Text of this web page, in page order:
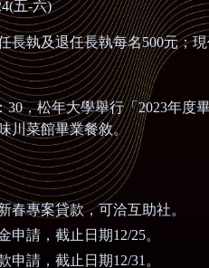
五-六)
長執及退任長執每名500元；
30，松年大學舉行「2023年度
川菜館畢業餐敘。
春專案貸款，可洽互助社。
申請，截止日期12/25。
申請，截止日期12/31。